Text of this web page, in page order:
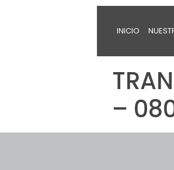
INICIO
–